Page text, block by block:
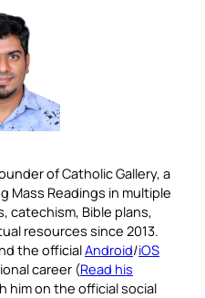
of Catholic Gallery, a
Mass Readings in multiple
catechism, Bible plans,
resources since 2013.
the officialAndroid/iOS
career (Read his
him on the official social